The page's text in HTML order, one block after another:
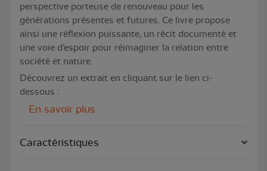
perspective porteuse de renouveau pour les
générations présentes et futures. Ce livre propose
ainsi une réflexion puissante, un récit documenté et
une voie d’espoir pour réimaginer la relation entre
société et nature.
Découvrez un extrait en cliquant sur le lien ci-
dessous :
En savoir plus
Caractéristiques